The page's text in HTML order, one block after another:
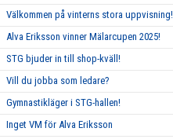
Välkommen på vinterns stora uppvisning!
Alva Eriksson vinner Mälarcupen 2025!
STG bjuder in till shop-kväll!
Vill du jobba som ledare?
Gymnastikläger i STG-hallen!
Inget VM för Alva Eriksson